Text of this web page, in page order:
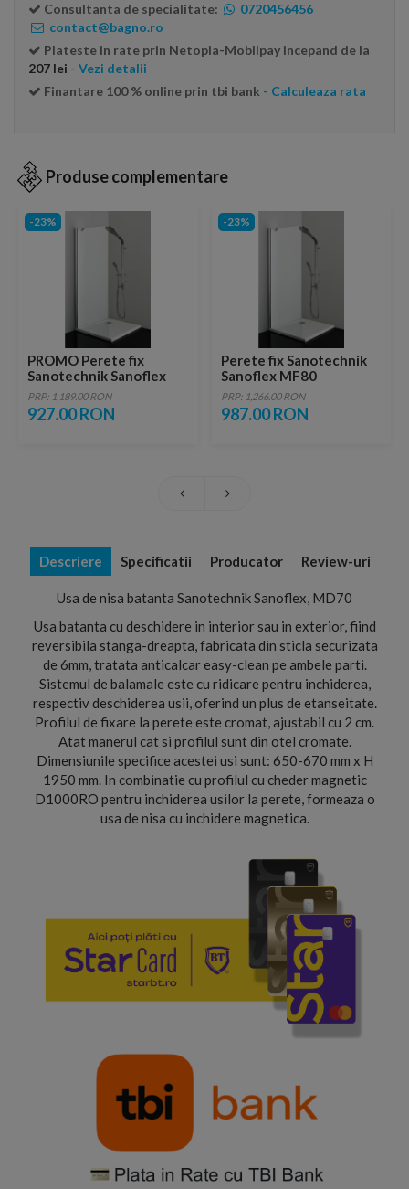
Consultanta de specialitate:
0720456456
contact@bagno.ro
Plateste in rate prin Netopia-Mobilpay incepand de la
207 lei - Vezi detalii
Finantare 100 % online prin tbi bank - Calculeaza rata
Produse complementare
-23%
PROMO Perete fix
Sanotechnik Sanoflex
MF70
PRP: 1,189.00 RON
927.00 RON
-23%
Perete fix Sanotechnik
Sanoflex MF80
PRP: 1,266.00 RON
987.00 RON
Descriere Specificatii Producator Review-uri
Usa de nisa batanta Sanotechnik Sanoflex, MD70
Usa batanta cu deschidere in interior sau in exterior, fiind
reversibila stanga-dreapta, fabricata din sticla securizata
de 6mm, tratata anticalcar easy-clean pe ambele parti.
Sistemul de balamale este cu ridicare pentru inchiderea,
respectiv deschiderea usii, oferind un plus de etanseitate.
Profilul de fixare la perete este cromat, ajustabil cu 2 cm.
Atat manerul cat si profilul sunt din otel cromate.
Dimensiunile specifice acestei usi sunt: 650-670 mm x H
1950 mm. In combinatie cu profilul cu cheder magnetic
D1000RO pentru inchiderea usilor la perete, formeaza o
usa de nisa cu inchidere magnetica.